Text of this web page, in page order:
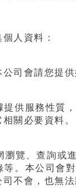
人資料：
司會請您提
供服務性質
關必要資料。
覽、查詢或
。本公司會
不會，也無法